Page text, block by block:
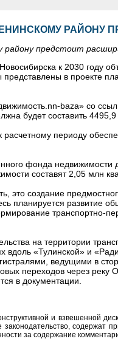
РАЙОНУ
предстоит
к 2030 году
в проекте
baza» со
будет составить
периоду
фонда недвижимости
составят 2,05 млн
это создание
планируется развитие
транспортно-
на территории
вдоль «Тулинской» и
ведущими в
переходов через
в документации.
и взвешенной
содержат
за содержание